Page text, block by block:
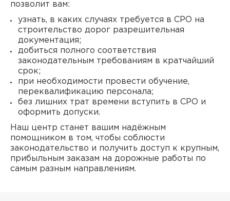
позволит вам:
узнать, в каких случаях требуется в СРО на
строительство дорог разрешительная
документация;
добиться полного соответствия
законодательным требованиям в кратчайший
срок;
при необходимости провести обучение,
переквалификацию персонала;
без лишних трат времени вступить в СРО и
оформить допуски.
Наш центр станет вашим надёжным
помощником в том, чтобы соблюсти
законодательство и получить доступ к крупным,
прибыльным заказам на дорожные работы по
самым разным направлениям.